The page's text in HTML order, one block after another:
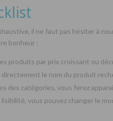
il ne faut pas hésiter à
bonheur :
produits par prix croissant ou
le nom du produit
des catégories, vous ferez
vous pouvez changer le